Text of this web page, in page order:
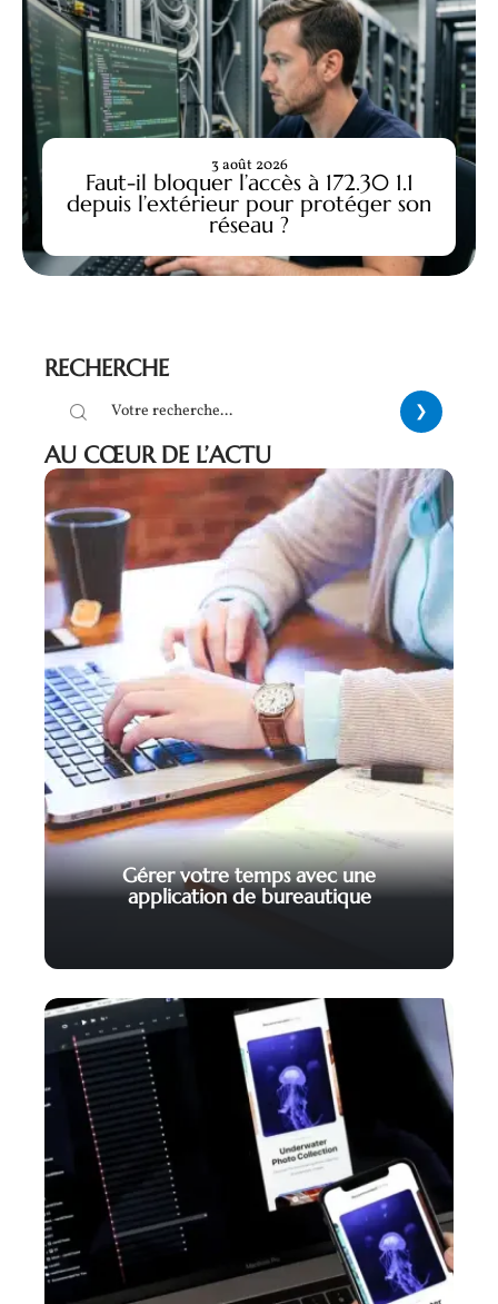
Faut-il bloquer l’accès à 172.30 1.1
depuis l’extérieur pour protéger son
réseau ?
3 août 2026
RECHERCHE
AU CŒUR DE L’ACTU
Gérer votre temps avec une
application de bureautique